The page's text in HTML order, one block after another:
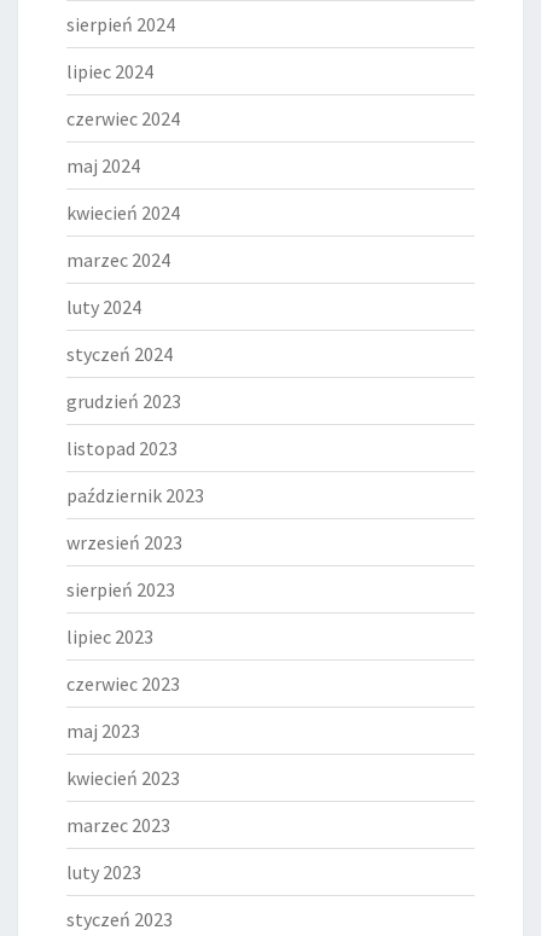
sierpień 2024
lipiec 2024
czerwiec 2024
maj 2024
kwiecień 2024
marzec 2024
luty 2024
styczeń 2024
grudzień 2023
listopad 2023
październik 2023
wrzesień 2023
sierpień 2023
lipiec 2023
czerwiec 2023
maj 2023
kwiecień 2023
marzec 2023
luty 2023
styczeń 2023